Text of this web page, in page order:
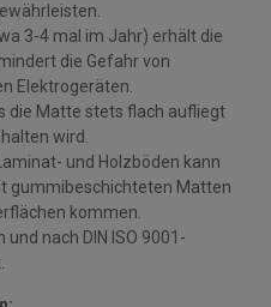
3-4 mal im Jahr) erhält die
die Gefahr von
Elektrogeräten.
die Matte stets flach aufliegt
wird.
und Holzböden kann
gummibeschichteten Matten
kommen.
nach DIN ISO 9001-